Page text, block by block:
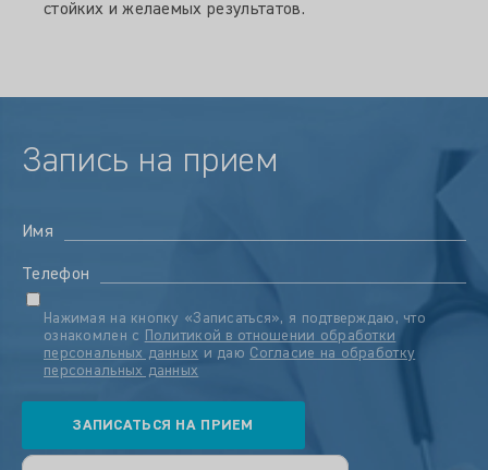
стойких и желаемых результатов.
Запись на прием
Имя
Телефон
Нажимая на кнопку «Записаться», я подтверждаю, что
ознакомлен с
Политикой в отношении обработки
персональных данных и даю Согласие на обработку
персональных данных